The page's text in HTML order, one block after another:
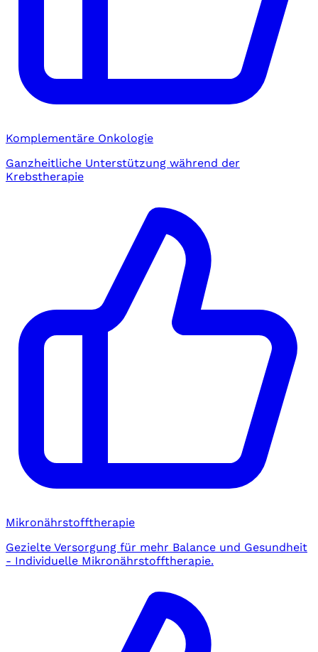
Komplementäre Onkologie
Ganzheitliche Unterstützung während der
Krebstherapie
Mikronährstofftherapie
Gezielte Versorgung für mehr Balance und Gesundheit
- Individuelle Mikronährstofftherapie.